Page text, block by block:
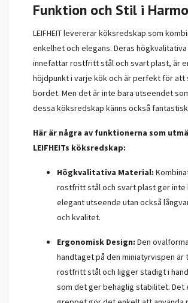
Funktion och Stil i
LEIFHEIT levererar köksredskap som
enkelhet och elegans. Deras
innefattar rostfritt stål och svart plast, är
höjdpunkt i varje kök och är perfekt för att
bordet. Men det är inte bara utseendet
dessa köksredskap känns också
Här är några av funktionerna som
LEIFHEITs köksredskap:
Högkvalitativa Material:
rostfritt stål och svart plast ger inte
elegant utseende utan också
och kvalitet.
Ergonomisk Design: Den
handtaget på den miniatyrvispen är
rostfritt stål och ligger stadigt i
som det ger behaglig stabilitet. Det